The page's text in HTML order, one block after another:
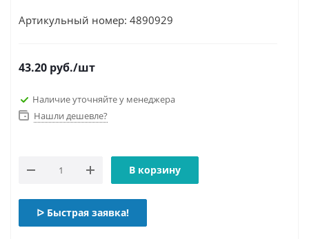
Артикульный номер: 4890929
43.20 руб./шт
Наличие уточняйте у менеджера
Нашли дешевле?
В корзину
ᐅ Быстрая заявка!